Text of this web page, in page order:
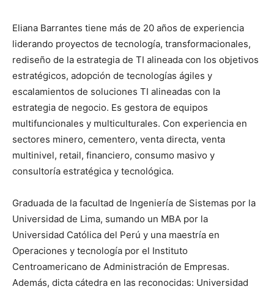
Eliana Barrantes tiene más de 20 años de experiencia
liderando proyectos de tecnología, transformacionales,
rediseño de la estrategia de TI alineada con los objetivos
estratégicos, adopción de tecnologías ágiles y
escalamientos de soluciones TI alineadas con la
estrategia de negocio. Es gestora de equipos
multifuncionales y multiculturales. Con experiencia en
sectores minero, cementero, venta directa, venta
multinivel, retail, financiero, consumo masivo y
consultoría estratégica y tecnológica.
Graduada de la facultad de Ingeniería de Sistemas por la
Universidad de Lima, sumando un MBA por la
Universidad Católica del Perú y una maestría en
Operaciones y tecnología por el Instituto
Centroamericano de Administración de Empresas.
Además, dicta cátedra en las reconocidas: Universidad